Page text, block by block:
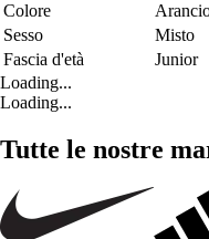
Colore
Sesso
Misto
Fascia d'età
Junior
Loading...
Loading...
Tutte le nostre